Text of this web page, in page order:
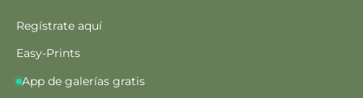
Regístrate aquí
Easy-Prints
App de galerías gratis